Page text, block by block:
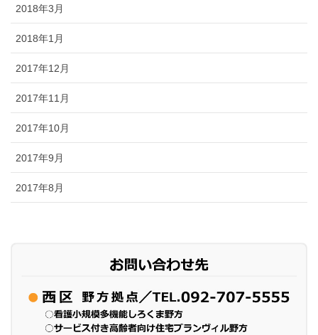
2018年3月
2018年1月
2017年12月
2017年11月
2017年10月
2017年9月
2017年8月